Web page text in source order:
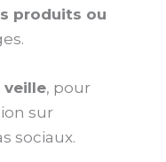
produits ou
veille, pour
sur
sociaux.